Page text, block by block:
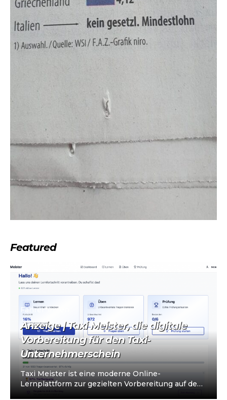
Featured
Fahrer*innen
Anzeige | Taxi Meister, die digitale
Vorbereitung für den Taxi-
Unternehmerschein
Taxi Meister ist eine moderne Online-
Lernplattform zur gezielten Vorbereitung auf den